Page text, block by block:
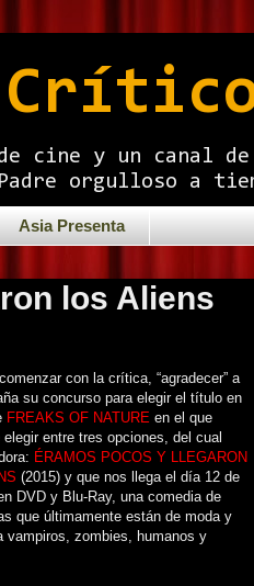
cine y un canal de
orgulloso a
Asia Presenta
los Aliens
con la crítica, “agradecer” a
su concurso para elegir el título en
FREAKS OF NATURE en el que
entre tres opciones, del cual
ÉRAMOS POCOS Y LLEGARON
(2015) y que nos llega el día 12 de
DVD y Blu-Ray, una comedia de
que últimamente están de moda y
vampiros, zombies, humanos y